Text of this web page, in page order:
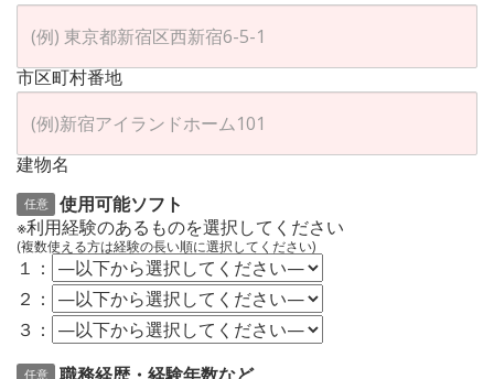
市区町村番地
建物名
任意
使用可能ソフト
※利用経験のあるものを選択してください
(複数使える方は経験の長い順に選択してください)
１：
２：
３：
任意